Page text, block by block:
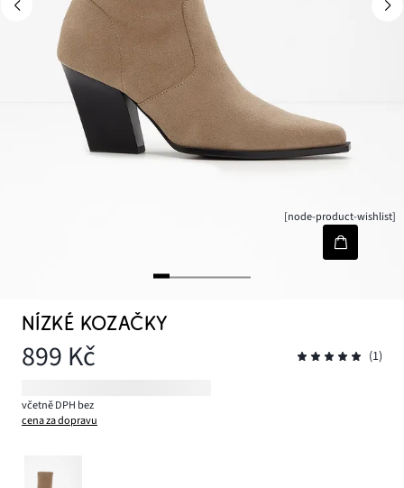
[node-product-wishlist]
NÍZKÉ KOZAČKY
899 Kč (1)
včetně DPH bez
cena za dopravu